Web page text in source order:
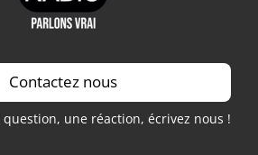
Contactez nous
question, une réaction, écrivez nous !